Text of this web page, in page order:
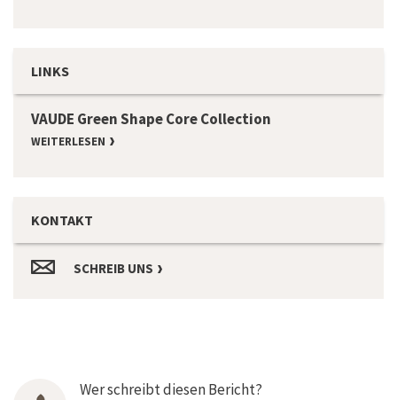
LINKS
VAUDE Green Shape Core Collection
WEITERLESEN
KONTAKT
SCHREIB UNS
Wer schreibt diesen Bericht?